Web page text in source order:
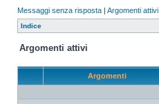
Messaggi senza risposta | Argomenti attivi
Indice
Argomenti attivi
Argomenti